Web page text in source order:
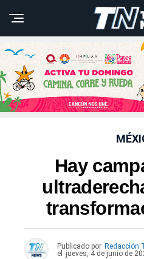
Hay
Publicado por Redacción
el
jueves, 4 de junio de